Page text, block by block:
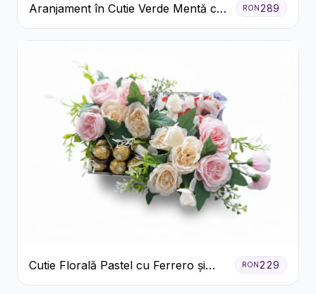
Aranjament în Cutie Verde Mentă cu
Trandafiri și Alstroemeria
RON 289
Cutie Florală Pastel cu Ferrero și
Raffaello
RON 229